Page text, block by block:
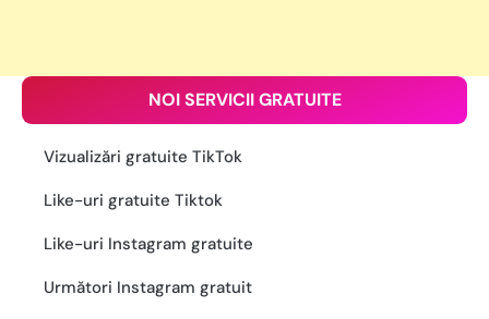
NOI SERVICII GRATUITE
Vizualizări gratuite TikTok
Like-uri gratuite Tiktok
Like-uri Instagram gratuite
Următori Instagram gratuit